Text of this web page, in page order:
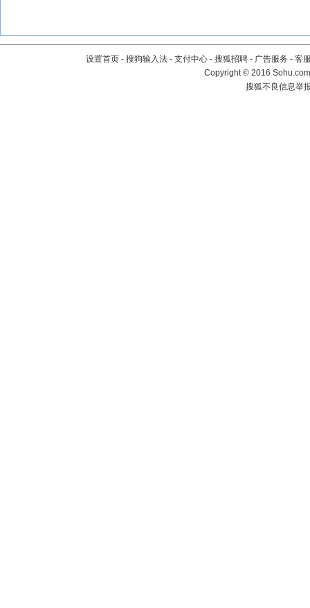
设置首页 - 搜狗输入法 - 支付中心 - 搜狐招聘 - 广告服务 - 客
Copyright©2016
搜狐不良信息举